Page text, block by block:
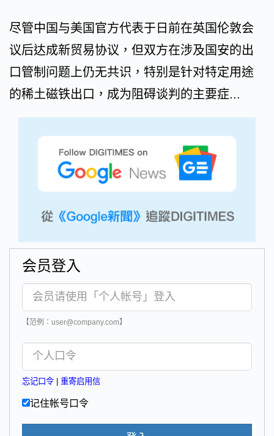
尽管中国与美国官方代表于日前在英国伦敦会
议后达成新贸易协议，但双方在涉及国安的出
口管制问题上仍无共识，特别是针对特定用途
的稀土磁铁出口，成为阻碍谈判的主要症...
会员登入
【范例：user@company.com】
忘记口令 重寄启用信
记住帐号口令